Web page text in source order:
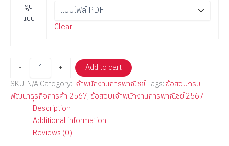
รูป
แบบ
Clear
- +
Add to cart
SKU: N/ACategory: เจ้าพนักงานการพาณิชย์Tags: ข้อสอบกรม
พัฒนาธุรกิจการค้า 2567, ข้อสอบเจ้าพนักงานการพาณิชย์ 2567
Description
Additional information
Reviews (0)